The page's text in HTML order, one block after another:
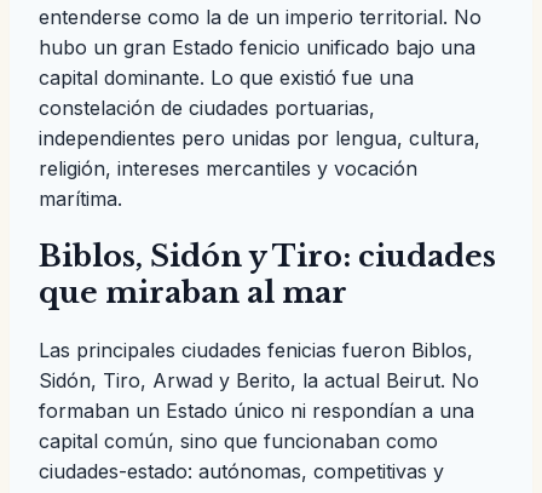
entenderse como la de un imperio territorial. No
hubo un gran Estado fenicio unificado bajo una
capital dominante. Lo que existió fue una
constelación de ciudades portuarias,
independientes pero unidas por lengua, cultura,
religión, intereses mercantiles y vocación
marítima.
Biblos, Sidón y Tiro: ciudades
que miraban al mar
Las principales ciudades fenicias fueron Biblos,
Sidón, Tiro, Arwad y Berito, la actual Beirut. No
formaban un Estado único ni respondían a una
capital común, sino que funcionaban como
ciudades-estado: autónomas, competitivas y